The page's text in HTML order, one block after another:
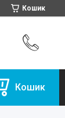
Кошик
Кошик